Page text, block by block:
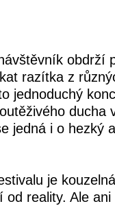
obdrží
razítka z
jednoduchý
ducha
jedná i o hezký
je
reality. Ale